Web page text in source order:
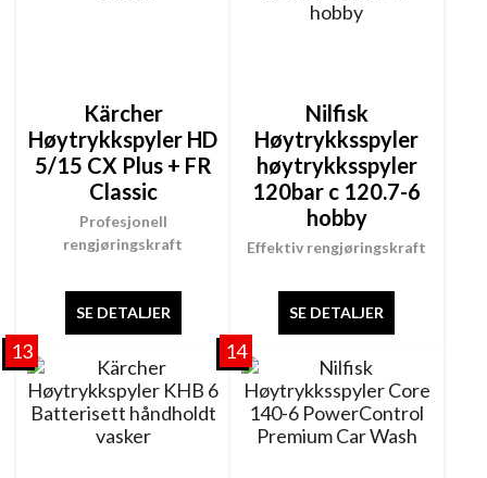
Profesjonell
rengjøringskraft
Kärcher
Høytrykkspyler HD
5/15 CX Plus + FR
Classic
SE DETALJER
Effektiv rengjøringskraft
Nilfisk
Høytrykksspyler
høytrykksspyler
120bar c 120.7-6
hobby
SE DETALJER
13 14